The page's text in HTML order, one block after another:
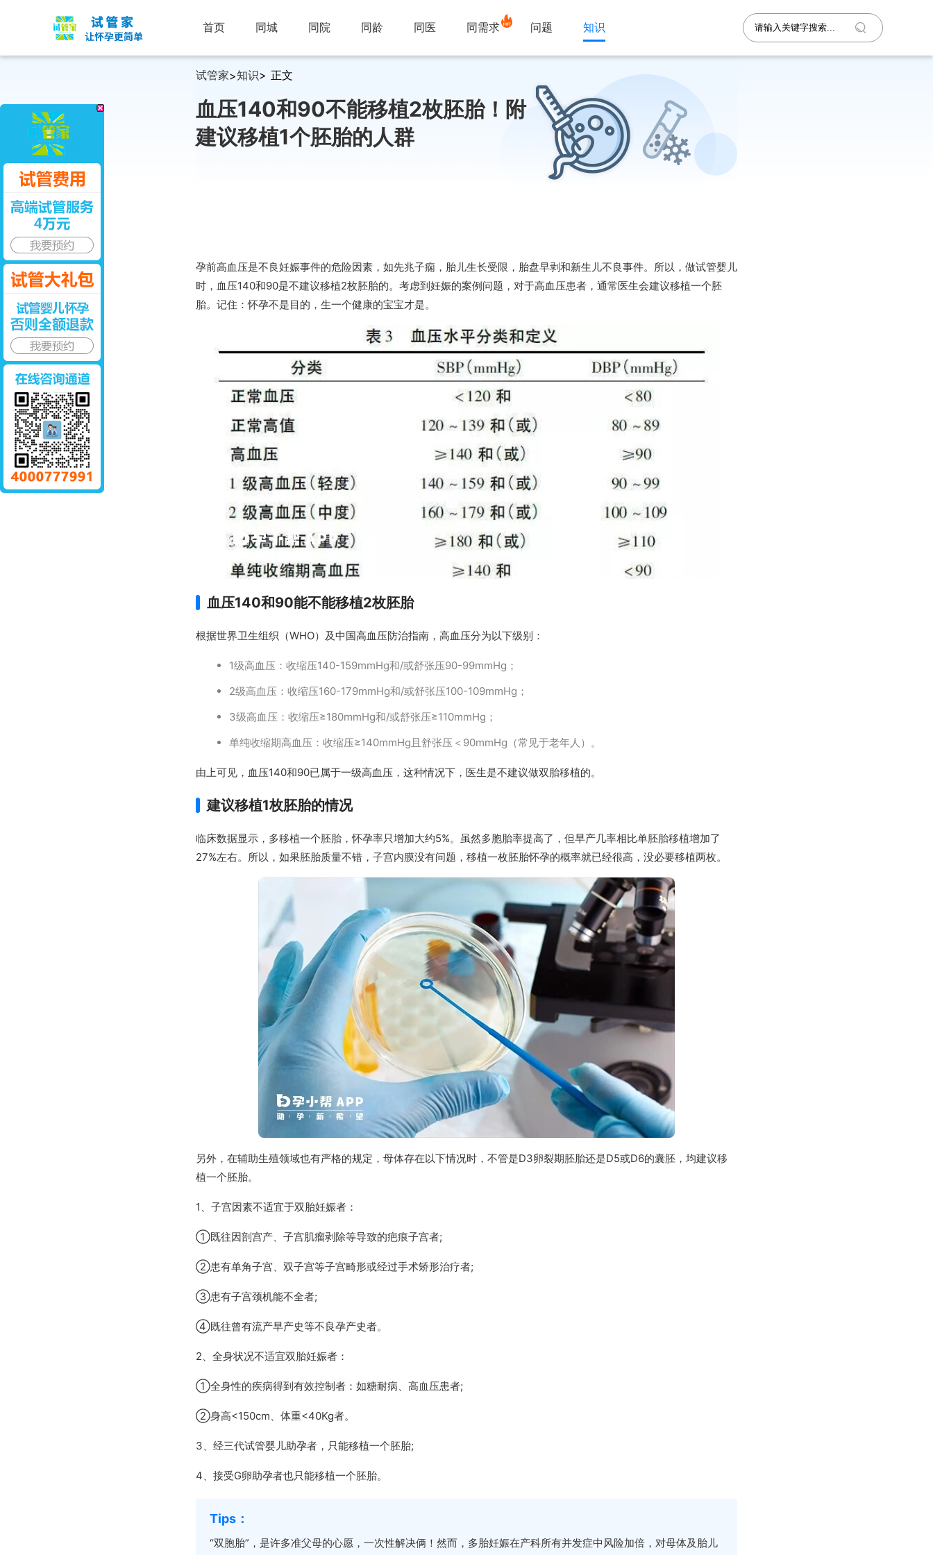
首页 同城 同院 同龄 同医 同需求 问题 知识
试管家>知识> 正文
血压140和90不能移植2枚胚胎！附
建议移植1个胚胎的人群
孕前高血压是不良妊娠事件的危险因素，如先兆子痫，胎儿生长受限，胎盘早剥和新生儿不良事件。所以，做试管婴儿
时，血压140和90是不建议移植2枚胚胎的。考虑到妊娠的案例问题，对于高血压患者，通常医生会建议移植一个胚
胎。记住：怀孕不是目的，生一个健康的宝宝才是。
血压140和90能不能移植2枚胚胎
根据世界卫生组织（WHO）及中国高血压防治指南，高血压分为以下级别：
1级高血压：收缩压140-159mmHg和/或舒张压90-99mmHg；
2级高血压：收缩压160-179mmHg和/或舒张压100-109mmHg；
3级高血压：收缩压≥180mmHg和/或舒张压≥110mmHg；
单纯收缩期高血压：收缩压≥140mmHg且舒张压＜90mmHg（常见于老年人）。
由上可见，血压140和90已属于一级高血压，这种情况下，医生是不建议做双胎移植的。
建议移植1枚胚胎的情况
临床数据显示，多移植一个胚胎，怀孕率只增加大约5%。虽然多胞胎率提高了，但早产几率相比单胚胎移植增加了
27%左右。所以，如果胚胎质量不错，子宫内膜没有问题，移植一枚胚胎怀孕的概率就已经很高，没必要移植两枚。
另外，在辅助生殖领域也有严格的规定，母体存在以下情况时，不管是D3卵裂期胚胎还是D5或D6的囊胚，均建议移
植一个胚胎。
1、子宫因素不适宜于双胎妊娠者：
①既往因剖宫产、子宫肌瘤剥除等导致的疤痕子宫者;
②患有单角子宫、双子宫等子宫畸形或经过手术矫形治疗者;
③患有子宫颈机能不全者;
④既往曾有流产早产史等不良孕产史者。
2、全身状况不适宜双胎妊娠者：
①全身性的疾病得到有效控制者：如糖耐病、高血压患者;
②身高<150cm、体重<40Kg者。
3、经三代试管婴儿助孕者，只能移植一个胚胎;
4、接受G卵助孕者也只能移植一个胚胎。
“双胞胎”，是许多准父母的心愿，一次性解决俩！然而，多胎妊娠在产科所有并发症中风险加倍，对母体及胎儿